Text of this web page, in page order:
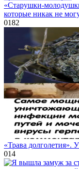
«Старушки-
которые никак не
0182
«Трава долголетия».
014